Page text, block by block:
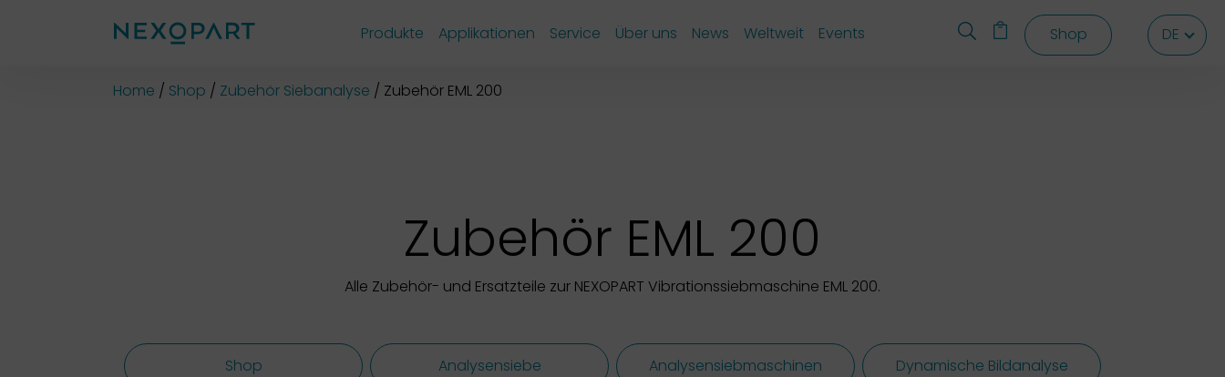
DE DE
Produkte Applikationen Service Über uns News Weltweit Events Shop DE
Home Shop Zubehör Siebanalyse Zubehör EML 200
Zubehör EML 200
Alle Zubehör- und Ersatzteile zur NEXOPART Vibrationssiebmaschine EML 200.
Shop Analysensiebe Analysensiebmaschinen Dynamische Bildanalyse